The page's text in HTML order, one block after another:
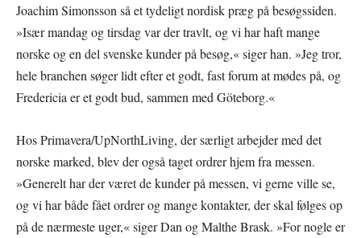
Joachim Simonsson så et tydeligt nordisk præg på besøgssiden.
»Især mandag og tirsdag var der travlt, og vi har haft mange
norske og en del svenske kunder på besøg,« siger han. »Jeg tror,
hele branchen søger lidt efter et godt, fast forum at mødes på, og
Fredericia er et godt bud, sammen med Göteborg.«
Hos Primavera/UpNorthLiving, der særligt arbejder med det
norske marked, blev der også taget ordrer hjem fra messen.
»Generelt har der været de kunder på messen, vi gerne ville se,
og vi har både fået ordrer og mange kontakter, der skal følges op
på de nærmeste uger,« siger Dan og Malthe Brask. »For nogle er